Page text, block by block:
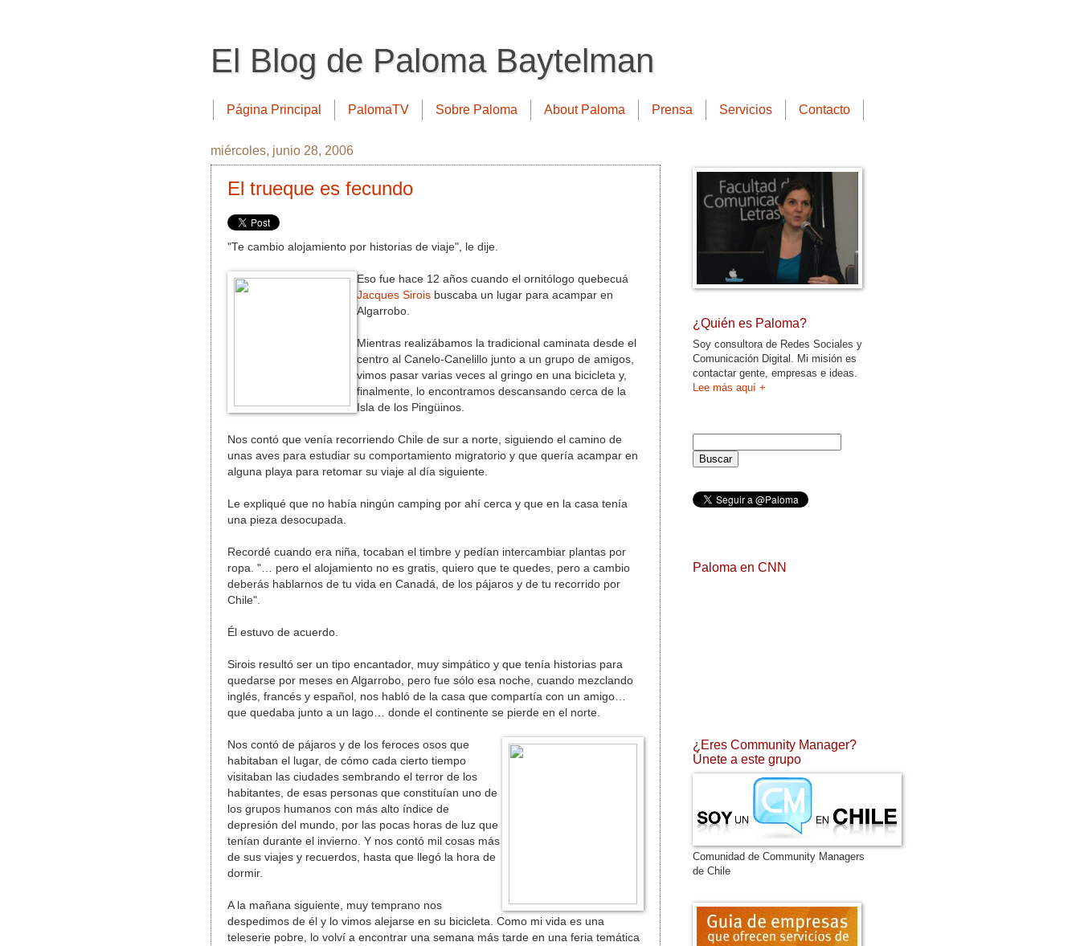
El Blog de Paloma Baytelman
Página Principal PalomaTV Sobre Paloma About Paloma Prensa Servicios Contacto
miércoles, junio 28, 2006
El trueque es fecundo
"Te cambio alojamiento por historias de viaje", le dije.
Eso fue hace 12 años cuando el ornitólogo quebecuá
Jacques Sirois buscaba un lugar para acampar en
Algarrobo.
Mientras realizábamos la tradicional caminata desde el
centro al Canelo-Canelillo junto a un grupo de amigos,
vimos pasar varias veces al gringo en una bicicleta y,
finalmente, lo encontramos descansando cerca de la
Isla de los Pingüinos.
Nos contó que venía recorriendo Chile de sur a norte, siguiendo el camino de
unas aves para estudiar su comportamiento migratorio y que quería acampar en
alguna playa para retomar su viaje al día siguiente.
Le expliqué que no había ningún camping por ahí cerca y que en la casa tenía
una pieza desocupada.
Recordé cuando era niña, tocaban el timbre y pedían intercambiar plantas por
ropa. "… pero el alojamiento no es gratis, quiero que te quedes, pero a cambio
deberás hablarnos de tu vida en Canadá, de los pájaros y de tu recorrido por
Chile".
Él estuvo de acuerdo.
Sirois resultó ser un tipo encantador, muy simpático y que tenía historias para
quedarse por meses en Algarrobo, pero fue sólo esa noche, cuando mezclando
inglés, francés y español, nos habló de la casa que compartía con un amigo…
que quedaba junto a un lago… donde el continente se pierde en el norte.
Nos contó de pájaros y de los feroces osos que
habitaban el lugar, de cómo cada cierto tiempo
visitaban las ciudades sembrando el terror de los
habitantes, de esas personas que constituían uno de
los grupos humanos con más alto índice de
depresión del mundo, por las pocas horas de luz que
tenían durante el invierno. Y nos contó mil cosas más
de sus viajes y recuerdos, hasta que llegó la hora de
dormir.
A la mañana siguiente, muy temprano nos
despedimos de él y lo vimos alejarse en su bicicleta. Como mi vida es una
teleserie pobre, lo volví a encontrar una semana más tarde en una feria temática
¿Quién es Paloma?
Soy consultora de Redes Sociales y
Comunicación Digital. Mi misión es
contactar gente, empresas e ideas.
Lee más aquí +
Paloma en CNN
¿Eres Community Manager?
Únete a este grupo
Comunidad de Community Managers
de Chile